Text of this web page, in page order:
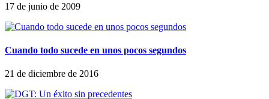
17 de junio de 2009
Cuando todo sucede en unos pocos segundos
21 de diciembre de 2016